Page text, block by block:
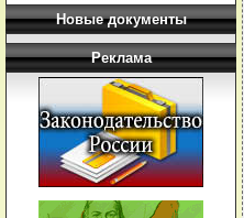
Новые документы
Реклама